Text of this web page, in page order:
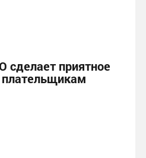
приятное